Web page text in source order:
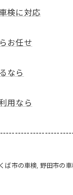
検に対応
お任せ
なら
用なら
ば市の車検 野田市の